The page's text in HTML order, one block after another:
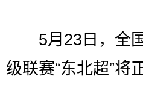
5月23日，全国
级联赛“东北超”